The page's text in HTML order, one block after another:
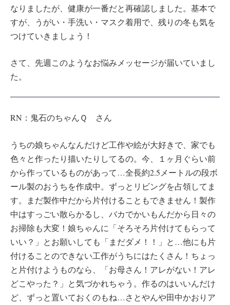
なりましたが、健康が一番だと再確認しました。基本で
すが、うがい・手洗い・マスク着用で、残りの冬も気を
つけていきましょう！
さて、先週このようなお悩みメッセージが届いていまし
た。
RN：鬼石のちゃんＱ さん
うちの娘ちゃんなんだけど工作や絵が大好きで、家でも
色々と作ったり描いたりしてるの。今、１ヶ月ぐらい前
から作っているものがあって…全長約2.5メートルの段ボ
ール製のおうちを作成中。ずっとリビングを占領してま
す。まだ製作中だから片付けることもできません！製作
中はすっごい散らかるし、バカでかいもんだから日々の
お掃除も大変！娘ちゃんに「そろそろ片付けてもらって
いい？」とお願いしても「まだダメ！！」と…他にも片
付けることのできない工作がうちにはたくさん！ちょっ
と片付けようものなら、「お母さん！アレがない！アレ
どこやった？」と気づかれちゃう。作るのはいいんだけ
ど、ずっと置いておくのもね…さとやんや田中かおりア